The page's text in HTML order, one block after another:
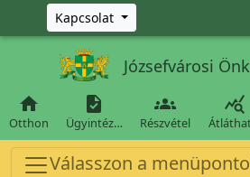
Ugrás a fő tartalomra
Kapcsolat
Józsefvárosi

Otthon

Ügyintéz…

Részvétel

Válasszon a